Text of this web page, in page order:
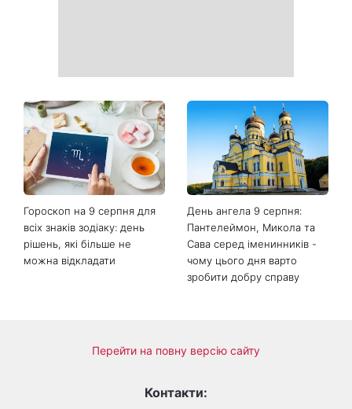
Гороскоп на тиждень від 10
серпня: 5 знаків зодіаку
отримають новий поворот
у роботі, коханні та грошах
Білі кросівки знову будуть
як нові: два прості
продукти з кухні легко
приберуть плями та
неприємний запах